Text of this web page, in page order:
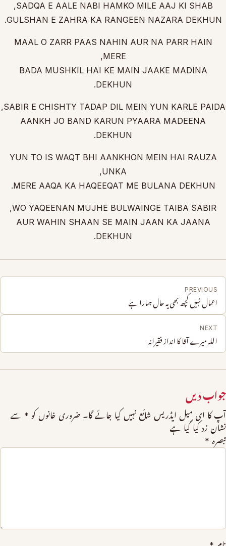
SADQA E AALE NABI HAMKO MILE AAJ KI SHAB,
GULSHAN E ZAHRA KA RANGEEN NAZARA DEKHUN.
MAAL O ZARR PAAS NAHIN AUR NA PARR HAIN
MERE,
BADA MUSHKIL HAI KE MAIN JAAKE MADINA
DEKHUN.
SABIR E CHISHTY TADAP DIL MEIN YUN KARLE PAIDA,
AANKH JO BAND KARUN PYAARA MADEENA
DEKHUN.
YUN TO IS WAQT BHI AANKHON MEIN HAI RAUZA
UNKA,
MERE AAQA KA HAQEEQAT ME BULANA DEKHUN.
WO YAQEENAN MUJHE BULWAINGE TAIBA SABIR,
AUR WAHIN SHAAN SE MAIN JAAN KA JAANA
DEKHUN.
PREVIOUS
اعمال نہیں کچھ بھی یہ حال ہمارا ہے
NEXT
اللہ میرے آقا کا انداز فقیرانہ
جواب دیں
آپ کا ای میل ایڈریس شائع نہیں کیا جائے گا۔ ضروری خانوں کو * سے
نشان زد کیا گیا ہے
تبصرہ *